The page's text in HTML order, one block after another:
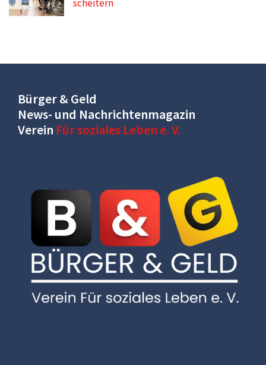
scheitern
Bürger & Geld
News- und Nachrichtenmagazin
Verein Für soziales Leben e. V.